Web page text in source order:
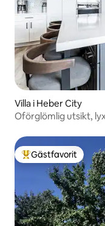
Villa i Heber City
Oförglömlig utsikt,
Populär gästfavorit
Gästfavorit